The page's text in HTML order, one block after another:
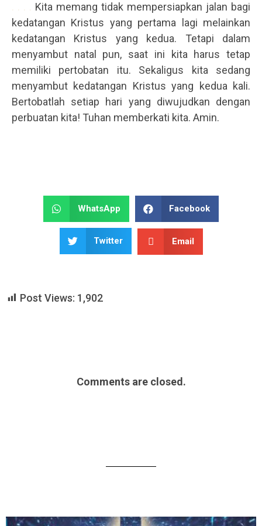
. . . . Kita memang tidak mempersiapkan jalan bagi
kedatangan Kristus yang pertama lagi melainkan
kedatangan Kristus yang kedua. Tetapi dalam
menyambut natal pun, saat ini kita harus tetap
memiliki pertobatan itu. Sekaligus kita sedang
menyambut kedatangan Kristus yang kedua kali.
Bertobatlah setiap hari yang diwujudkan dengan
perbuatan kita! Tuhan memberkati kita. Amin.
WhatsApp Facebook
Twitter Email
Post Views: 1,902
Comments are closed.